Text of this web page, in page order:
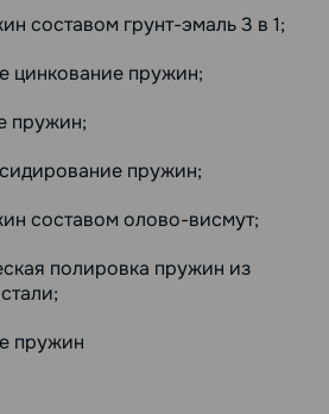
составом грунт-эмаль 3 в 1;
цинкование пружин;
пружин;
пружин;
составом олово-висмут;
полировка пружин из
пружин